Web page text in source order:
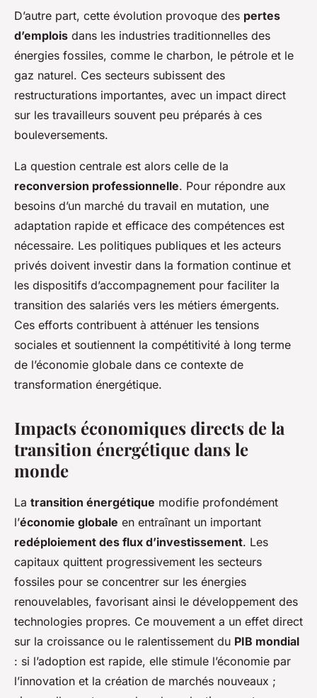
D’autre part, cette évolution provoque des pertes
d’emplois dans les industries traditionnelles des
énergies fossiles, comme le charbon, le pétrole et le
gaz naturel. Ces secteurs subissent des
restructurations importantes, avec un impact direct
sur les travailleurs souvent peu préparés à ces
bouleversements.
La question centrale est alors celle de la
reconversion professionnelle. Pour répondre aux
besoins d’un marché du travail en mutation, une
adaptation rapide et efficace des compétences est
nécessaire. Les politiques publiques et les acteurs
privés doivent investir dans la formation continue et
les dispositifs d’accompagnement pour faciliter la
transition des salariés vers les métiers émergents.
Ces efforts contribuent à atténuer les tensions
sociales et soutiennent la compétitivité à long terme
de l’économie globale dans ce contexte de
transformation énergétique.
Impacts économiques directs de la
transition énergétique dans le
monde
La transition énergétique modifie profondément
l’économie globale en entraînant un important
redéploiement des flux d’investissement. Les
capitaux quittent progressivement les secteurs
fossiles pour se concentrer sur les énergies
renouvelables, favorisant ainsi le développement des
technologies propres. Ce mouvement a un effet direct
sur la croissance ou le ralentissement du PIB mondial
: si l’adoption est rapide, elle stimule l’économie par
l’innovation et la création de marchés nouveaux ;